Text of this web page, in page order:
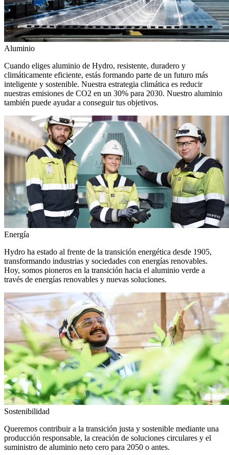
Aluminio
Cuando eliges aluminio de Hydro, resistente, duradero y
climáticamente eficiente, estás formando parte de un futuro más
inteligente y sostenible. Nuestra estrategia climática es reducir
nuestras emisiones de CO2 en un 30% para 2030. Nuestro aluminio
también puede ayudar a conseguir tus objetivos.
Energía
Hydro ha estado al frente de la transición energética desde 1905,
transformando industrias y sociedades con energías renovables.
Hoy, somos pioneros en la transición hacia el aluminio verde a
través de energías renovables y nuevas soluciones.
Sostenibilidad
Queremos contribuir a la transición justa y sostenible mediante una
producción responsable, la creación de soluciones circulares y el
suministro de aluminio neto cero para 2050 o antes.